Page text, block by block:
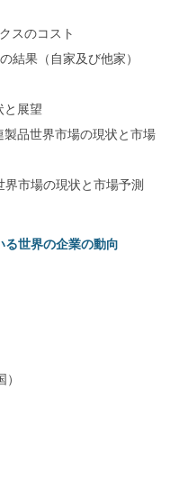
スのコスト
果（自家及び他家）
展望
品世界市場の現状と市場
市場の現状と市場予測
世界の企業の動向